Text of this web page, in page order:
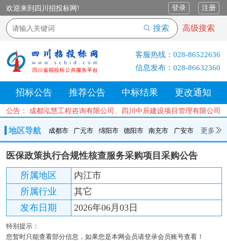
欢迎来到四川招投标网! 登录 注册
搜索 高级搜索
客服热线： 028-86522636
信息发布： 028-86632360
招标公告 推荐公告 中标结果 更改通知
公告：成都泓慧工程咨询有限公司、四川中辰建设项目管理有
地区导航 成都市 广元市 绵阳市 德阳市 南充市 广安市 更多
成都市 广元市 绵阳市 德阳市 南充市 广安市
遂宁市
内江市
乐山市 自贡市 泸州市 宜宾市 攀枝花
巴中市
达州市
资阳市 眉山市 雅安市 阿坝州 甘孜州 凉山州
医保政策执行合规性核查服务采购项目采购公告
所属地区
内江市
所属行业
其它
发布日期
2026年06月03日
特别提示：
您暂时只能查看部分信息，如果您是本网会员请登录会员账号查看！